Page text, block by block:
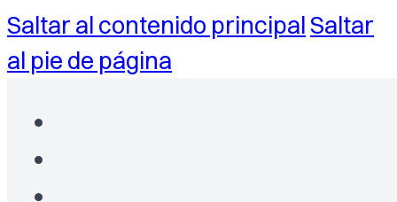
Saltar al contenido principalSaltar
al pie de página